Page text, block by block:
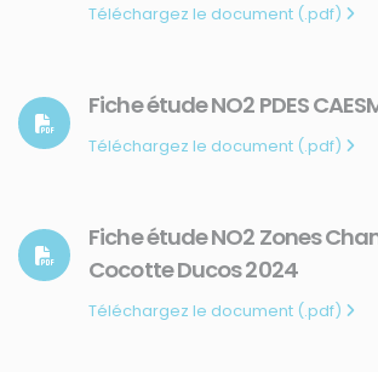
Téléchargez le document (.pdf)
Fiche étude NO2 PDES
Téléchargez le document (.pdf)
Fiche étude NO2 Zones
Cocotte Ducos 2024
Téléchargez le document (.pdf)